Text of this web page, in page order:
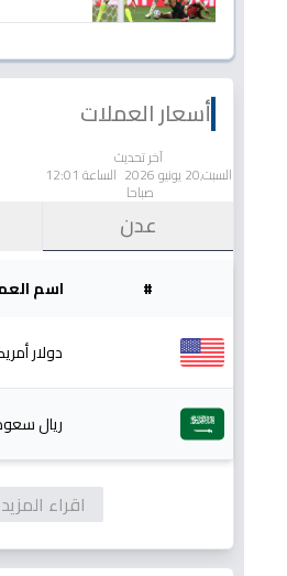
أسعار العملات
آخر تحديث
السبت,20 يونيو 2026 الساعة 12:01
صباحا
عدن
# اسم
دولار
ريال
اقراء المزيد